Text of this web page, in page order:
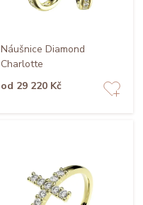
Náušnice Diamond
Charlotte
od 29 220 Kč